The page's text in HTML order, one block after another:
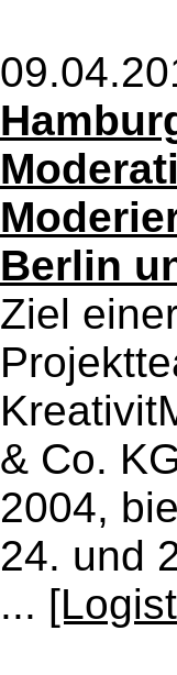
Berlin
Ziel
& Co.
2004,
24. und
...